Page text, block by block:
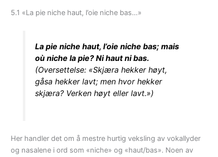
5.1 «La pie niche haut, l’oie niche bas…»
La pie niche haut, l’oie niche bas; mais
où niche la pie? Ni haut ni bas.
(Oversettelse: «Skjæra hekker høyt,
gåsa hekker lavt; men hvor hekker
skjæra? Verken høyt eller lavt.»)
Her handler det om å mestre hurtig veksling av vokallyder
og nasalene i ord som «niche» og «haut/bas». Noen av